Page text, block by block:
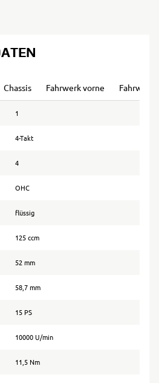
Chassis Fahrwerk vorne Fahrwerk
1
4-Takt
4
OHC
flüssig
125 ccm
52 mm
58,7 mm
15 PS
10000 U/min
11,5 Nm